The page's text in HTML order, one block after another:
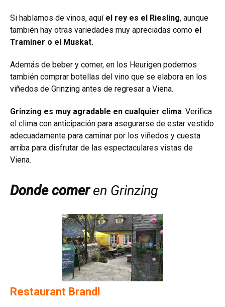
Si hablamos de vinos, aquí el rey es el Riesling, aunque
también hay otras variedades muy apreciadas como el
Traminer o el Muskat.
Además de beber y comer, en los Heurigen podemos
también comprar botellas del vino que se elabora en los
viñedos de Grinzing antes de regresar a Viena.
Grinzing es muy agradable en cualquier clima. Verifica
el clima con anticipación para asegurarse de estar vestido
adecuadamente para caminar por los viñedos y cuesta
arriba para disfrutar de las espectaculares vistas de
Viena.
Donde comeren Grinzing
Restaurant Brandl